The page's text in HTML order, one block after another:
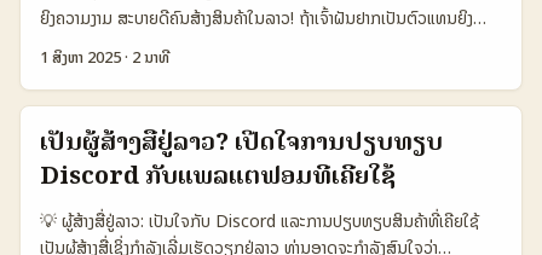
ການຕັດສິນໃຈຂຶ້ນຢູ່ກັບທາງຈຸດເປົ້າໝາຍ (awareness vs conversion)
ແລະງົບປະມານທີ່ມີ. ...
ເລຍ 👥 ຈຳນວນສະມາຊິກ Discord ທີ່ເຂົ້າໃຈການຕິດຕໍ່ 8.000 5.500
4.200 📈 ອັດຕາການຕິດຕໍ່ສຳເລັດ 75% 60% 55% 💰 ຄ່າຈ່າຍ flat-fee
ສະເລ່ຍ (USD) 1.200 900 850 🕐 ເວລາເຄື່ອນໄຫວທີ່ດີທີ່ສຸດ (ວັນ) 7 10
12 ຈາກຕາຕະລາງຈະເຫັນໄດ້ວ່າ Discord ປະເທດນິວຊີແລນມີຈຳນວນຜູ້ໃຊ້ເປັນ
ສະມາຊິກສູງກວ່າ ແລະອັດຕາການຕິດຕໍ່ສຳເລັດກໍສູງກວ່າປະເທດອື່ນໆ. ຄ່າຈ່າຍ
flat-fee ກໍສູງກວ່າອັດຕາສະເລ່ຍ ແຕ່ການເຄື່ອນໄຫວໃນການເຈົ້າຂາຍບໍລິສັດກໍ່
ເປັນໄວແລະມີຄວາມຕໍ່ເນື່ອງດີ ເພື່ອສ້າງຄວາມໝາຍໃຫ້ກັບການຕໍ່ລົງງານທີ່ດີຂຶ້ນ. ...
ຍິງຄວາມງາມ ສະບາຍດີຄົນສ້າງສິນຄ້າໃນລາວ! ຖ້າເຈົ້າຝັນຢາກເປັນຕົວແທນຍິງ
ຄວາມງາມຂອງບໍລິສັດຈາກພິວເຕີໂຣໂກ, ການເຊື່ອມຕໍ່ກັບພວກເຂົາຜ່ານ
Discord ແມ່ນກໍລະນີທີ່ຄວນສົນໃຈແລະເຮັດໄດ້ງ່າຍກວ່າທີ່ເຈົ້າຄິດ. Discord
ເປັນແພລດຟອມໂຊເຊຍທີ່ເປັນສະໜາມສຳລັບການສື່ສານລະດັບສູງ ແລະມີກຸ່ມ
ຊຸມຊົນຂອງບໍລິສັດຄວາມງາມຈຳນວນໃຫຍ່ຈາກພິວເຕີໂຣໂດ້ຮ່ວມກັນ. ຈົ່ງຈະ
ເລີ່ມຕົ້ນດ້ວຍການຄົ້ນຫາ Discord servers ຫຼືກຸ່ມທີ່ມີການສ້າງຕົວແທນຍິງ
ຄວາມງາມ ແລະເຂົ້າຮ່ວມກັບພວກເຂົາ. ຢ່າລືມເຮັດໃຫ້ຕົວເອງເປັນສິ່ງມີຄ່າ ໂດຍການ
ເພີ່ມທັກສະໃນດ້ານຜິວໜ້າ, ຮູ້ຈັກການໃຊ້ສື່ອສັງຄົມອອນໄລນແບບມືອາຊີບ, ແລະ
ສະແດງໃຫ້ເຫັນເຖິງຄວາມຮູ້ສຶກແລະເປັນມືອາຊີບຈາກການໃຊ້ງານຄວາມງາມ. ການ
1 ສິງຫາ 2025· 2 ນາທີ
ເປັນຜູ້ສ້າງສື່ຢູ່ລາວ? ເປີດໃຈການປຽບທຽບ
Discord ກັບແພລແຕຟອມທີ່ເຄີຍໃຊ້
💡 ຜູ້ສ້າງສື່ຢູ່ລາວ: ເປັນໃຈກັບ Discord ແລະການປຽບທຽບສິນຄ້າທີ່ເຄີຍໃຊ້
ເປັນຜູ້ສ້າງສື່ເຊິ່ງກຳລັງເລີ່ມເຮັດວຽກຢູ່ລາວ ທ່ານອາດຈະກຳລັງສົນໃຈວ່າ